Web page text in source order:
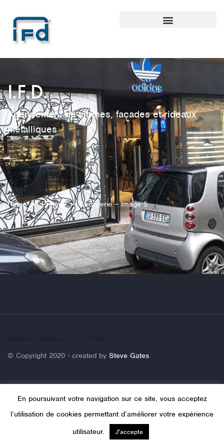
I.F.D.
Agencement de vitrines, façades et rideaux
métalliques
Home Project Serrurerie – Image 5
© Copyright 2020 - created by Steve Gates
En poursuivant votre navigation sur ce site, vous acceptez
l’utilisation de cookies permettant d’améliorer votre expérience
utilisateur.
J'accepte